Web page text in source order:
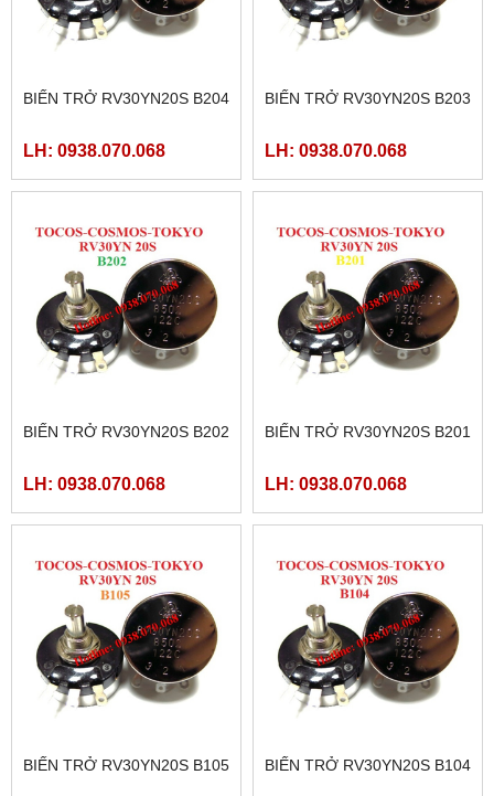
BIẾN TRỞ RV30YN20S B204
LH: 0938.070.068
BIẾN TRỞ RV30YN20S B203
LH: 0938.070.068
BIẾN TRỞ RV30YN20S B202
LH: 0938.070.068
BIẾN TRỞ RV30YN20S B201
LH: 0938.070.068
BIẾN TRỞ RV30YN20S B105 BIẾN TRỞ RV30YN20S B104